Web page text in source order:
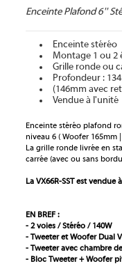
Enceinte Plafond 6''
Enceinte stéréo
Montage 1 ou 2
Grille ronde ou
Profondeur :
(146mm avec
Vendue à l'unité
Enceinte stéréo plafond
niveau 6 ( Woofer 165mm
La grille ronde livrée en
carrée (avec ou sans
La VX66R-SST est vendue
EN BREF :
- 2 voies / Stéréo / 140W
- Tweeter et Woofer Dual
- Tweeter avec chambre
- Bloc Tweeter + Woofer